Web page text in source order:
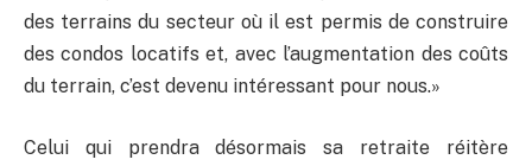
des terrains du secteur où il est permis de construire
des condos locatifs et, avec l’augmentation des coûts
du terrain, c’est devenu intéressant pour nous.»
Celui qui prendra désormais sa retraite réitère